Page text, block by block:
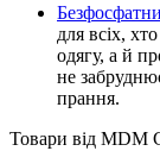
для всіх,
одягу, а й
не
прання.
Товари від MDM